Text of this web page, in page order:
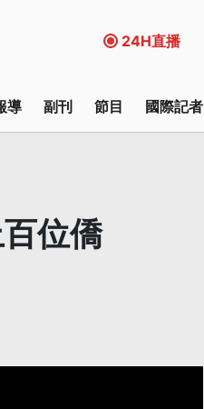
24H直播
導 副刊 節目 國際記者
位僑